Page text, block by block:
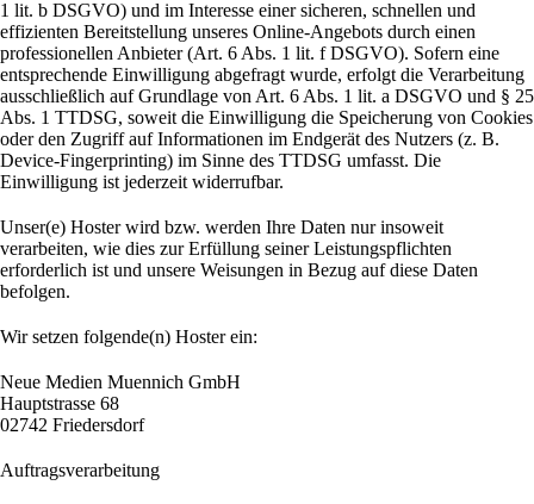
1 lit. b DSGVO) und im Interesse einer sicheren, schnellen und
effizienten Bereitstellung unseres Online-Angebots durch einen
professionellen Anbieter (Art. 6 Abs. 1 lit. f DSGVO). Sofern eine
entsprechende Einwilligung abgefragt wurde, erfolgt die Verarbeitung
ausschließlich auf Grundlage von Art. 6 Abs. 1 lit. a DSGVO und § 25
Abs. 1 TTDSG, soweit die Einwilligung die Speicherung von Cookies
oder den Zugriff auf Informationen im Endgerät des Nutzers (z. B.
Device-Fingerprinting) im Sinne des TTDSG umfasst. Die
Einwilligung ist jederzeit widerrufbar.
Unser(e) Hoster wird bzw. werden Ihre Daten nur insoweit
verarbeiten, wie dies zur Erfüllung seiner Leistungspflichten
erforderlich ist und unsere Weisungen in Bezug auf diese Daten
befolgen.
Wir setzen folgende(n) Hoster ein:
Neue Medien Muennich GmbH
Hauptstrasse 68
02742 Friedersdorf
Auftragsverarbeitung